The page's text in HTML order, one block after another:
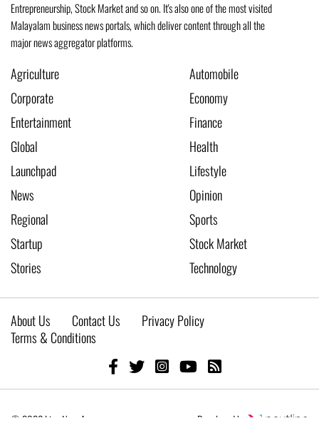
Entrepreneurship, Stock Market and so on. It's also one of the most visited
Malayalam business news portals, which deliver content through all the
major news aggregator platforms.
Agriculture
Automobile
Corporate
Economy
Entertainment
Finance
Global
Health
Launchpad
Lifestyle
News
Opinion
Regional
Sports
Startup
Stock Market
Stories
Technology
About Us Contact Us
Privacy Policy
Terms & Conditions
© 2026 Live New Age Developed by